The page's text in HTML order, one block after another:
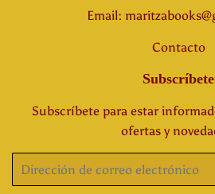
Email:
Contacto
Subscríbete
Subscríbete para estar
ofertas y
electrónico